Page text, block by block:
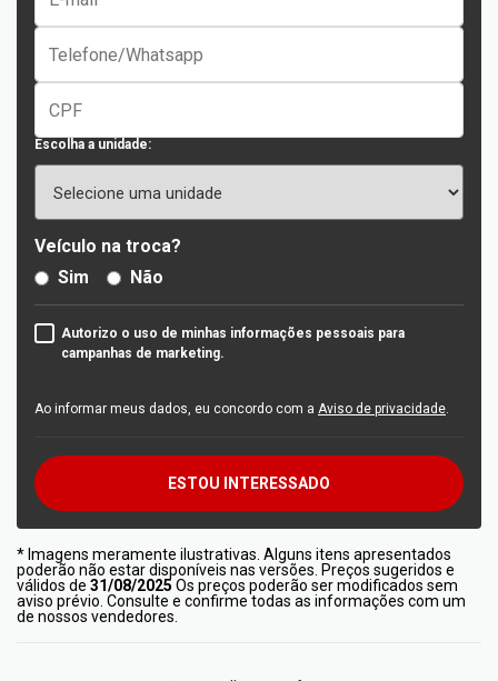
Escolha a unidade:
Veículo na troca?
Sim
Não
Autorizo o uso de minhas informações pessoais para
campanhas de marketing.
Ao informar meus dados, eu concordo com a Aviso de privacidade.
ESTOU INTERESSADO
* Imagens meramente ilustrativas. Alguns itens apresentados
poderão não estar disponíveis nas versões. Preços sugeridos e
válidos de 31/08/2025 Os preços poderão ser modificados sem
aviso prévio. Consulte e confirme todas as informações com um
de nossos vendedores.